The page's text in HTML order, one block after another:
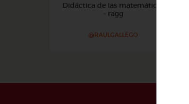
Didáctica de las matemáticas
- ragg
@RAULGALLEGO